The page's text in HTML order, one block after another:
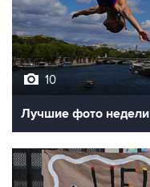
10
Лучшие фото недели